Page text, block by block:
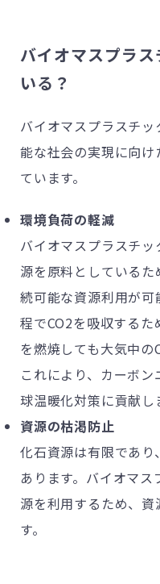
バイオマスプラ
いる？
バイオマスプラスチ
能な社会の実現に向
ています。
環境負荷の軽減
バイオマスプラスチ
源を原料としている
続可能な資源利用が
程でCO2を吸収する
を燃焼しても大気中の
これにより、カーボ
球温暖化対策に貢献し
資源の枯渇防止
化石資源は有限であ
あります。バイオマ
源を利用するため、
す。